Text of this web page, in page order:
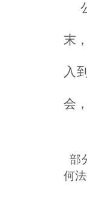
末
入
会
部
何